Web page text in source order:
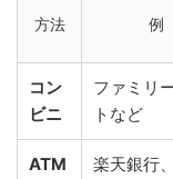
方法 例
コン
ビニ
ファミリ
トなど
ATM
楽天銀行